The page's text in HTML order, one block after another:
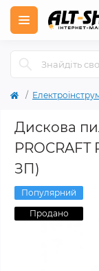
Дискова
ЗП)
Популярний
Продано